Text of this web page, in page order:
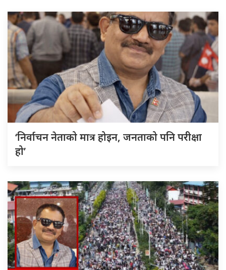
‘निर्वाचन नेताको मात्र होइन, जनताको पनि परीक्षा
हो’